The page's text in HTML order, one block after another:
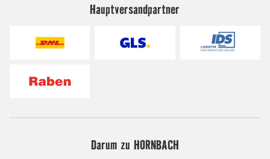
Hauptversandpartner
Darum zu HORNBACH